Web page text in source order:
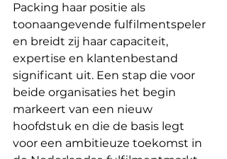
Packing haar positie als
toonaangevende fulfilmentspeler
en breidt zij haar capaciteit,
expertise en klantenbestand
significant uit. Een stap die voor
beide organisaties het begin
markeert van een nieuw
hoofdstuk en die de basis legt
voor een ambitieuze toekomst in